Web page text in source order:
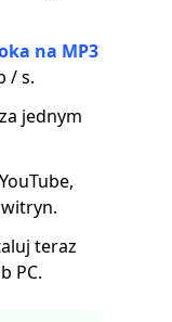
na MP3
/ s.
jednym
teraz
PC.